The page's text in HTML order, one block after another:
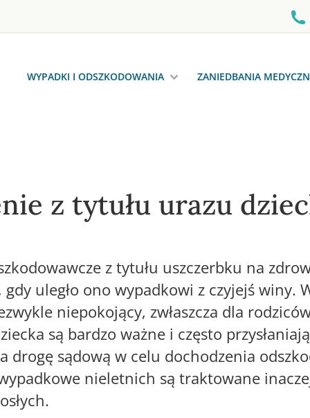
WYPADKI I ODSZKODOWANIA ZANIEDBANIA
z tytułu urazu
z tytułu uszczerbku na
uległo ono wypadkowi z czyjejś winy.
niepokojący, zwłaszcza dla
są bardzo ważne i często
drogę sądową w celu dochodzenia
nieletnich są traktowane